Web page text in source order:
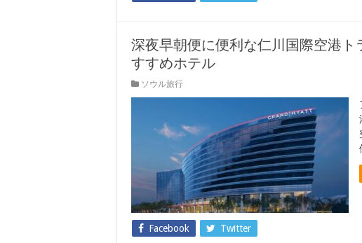
深夜早朝便に便利な仁川国際空港
すすめホテル
ソウル旅行
Facebook Twitter